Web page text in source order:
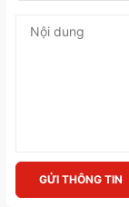
GỬI THÔNG TIN